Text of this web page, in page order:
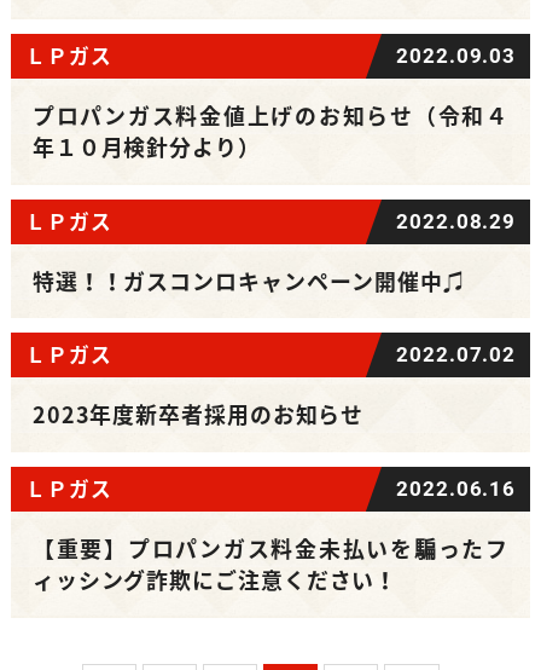
ＬＰガス 2022.09.03
プロパンガス料金値上げのお知らせ（令和４
年１０月検針分より）
ＬＰガス 2022.08.29
特選！！ガスコンロキャンペーン開催中♫
ＬＰガス 2022.07.02
2023年度新卒者採用のお知らせ
ＬＰガス 2022.06.16
【重要】プロパンガス料金未払いを騙ったフ
ィッシング詐欺にご注意ください！